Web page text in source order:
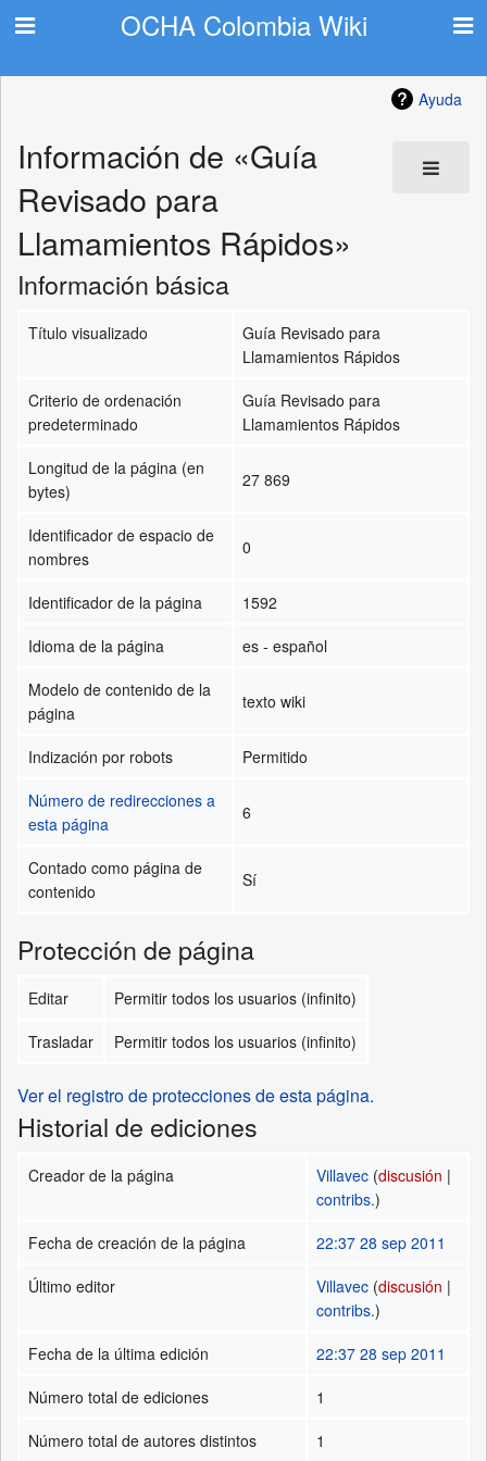
OCHA Colombia Wiki
Ayuda
Información de «Guía
Revisado para
Llamamientos Rápidos»
Información básica
Título visualizado
Guía Revisado para
Llamamientos Rápidos
Criterio de ordenación
predeterminado
Guía Revisado para
Llamamientos Rápidos
Longitud de la página (en
bytes)
27 869
Identificador de espacio de
nombres
0
Identificador de la página
1592
Idioma de la página
es - español
Modelo de contenido de la
página
texto wiki
Indización por robots
Permitido
Número de redirecciones a
esta página
6
Contado como página de
contenido
Sí
Protección de página
Editar
Permitir todos los usuarios (infinito)
Trasladar
Permitir todos los usuarios (infinito)
Ver el registro de protecciones de esta página.
Historial de ediciones
Creador de la página Villavec (discusión |
contribs.)
Fecha de creación de la página
22:37 28 sep 2011
Último editor
Villavec (discusión |
contribs.)
Fecha de la última edición
22:37 28 sep 2011
Número total de ediciones
1
Número total de autores distintos
1